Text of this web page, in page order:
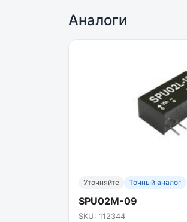
Аналоги
Уточняйте Точный аналог
SPU02M-09
SKU: 112344